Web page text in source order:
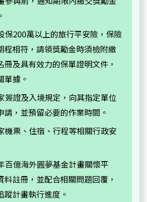
保200萬以上的旅行平安險，保險
程相符，請領獎勵金時須檢附繳
冊及具有效力的保單證明文件，
單據。
簽證及入境規定，向其指定單位
請，並預留必要的作業時間。
機票、住宿、行程等相關行政安
百億海外圓夢基金計畫關懷平
料註冊，並配合相關問題回覆，
蹤計畫執行進度。